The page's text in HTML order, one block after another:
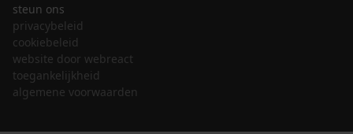
steun ons
privacybeleid
cookiebeleid
website door webreact
toegankelijkheid
algemene voorwaarden